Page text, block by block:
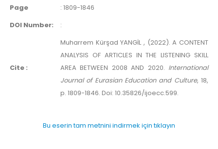
Page
: 1809-1846
DOI Number:
:
Cite :
Muharrem Kürşad YANGİL , (2022). A CONTENT
ANALYSIS OF ARTICLES IN THE LISTENING SKILL
AREA BETWEEN 2008 AND 2020. International
Journal of Eurasian Education and Culture, 18,
p. 1809-1846. Doi: 10.35826/ijoecc.599.
Bu eserin tam metnini indirmek için tıklayın